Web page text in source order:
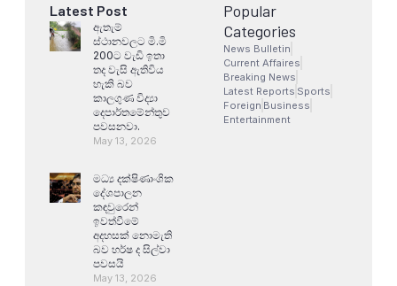
Latest Post
ඇතැම්
ස්ථානවලට මි.මි
200ට වැඩි ඉතා
තද වැසි ඇතිවිය
හැකි බව
කාලගුණ විද්‍යා
දෙපාර්තමේන්තුව
පවසනවා.
May 13, 2026
මධ්‍ය දක්ෂිණාංශික
දේශපාලන
කඳවුරෙන්
ඉවත්වීමේ
අදහසක් නොමැති
බව හර්ෂ ද සිල්වා
පවසයි
May 13, 2026
Popular
Categories
News Bulletin
Current Affaires
Breaking News
Latest Reports Sports
Foreign Business
Entertainment